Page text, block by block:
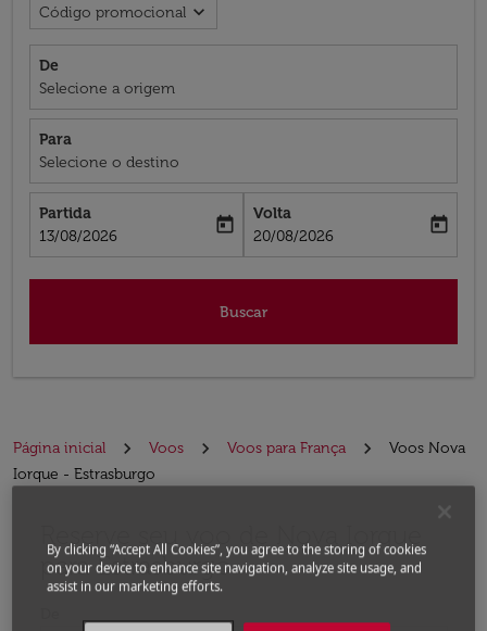
Código promocional expand_more
De
Selecione a origem
Para
Selecione o destino
Partida
fc-booking-departure-date-aria-label
13/08/2026
today
Volta
fc-booking-return-date-aria-label
20/08/2026
today
Buscar
Página inicial Voos Voos para França
Voos Nova
Iorque - Estrasburgo
Reserve seu voo de Nova Iorque
para Estrasburgo
By clicking “Accept All Cookies”, you agree to the storing of cookies
on your device to enhance site navigation, analyze site usage, and
assist in our marketing efforts.